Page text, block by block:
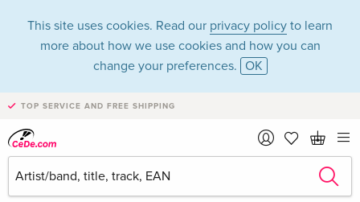
This site uses cookies. Read our privacy policy to learn
more about how we use cookies and how you can
change your preferences. OK
TOP SERVICE AND FREE SHIPPING